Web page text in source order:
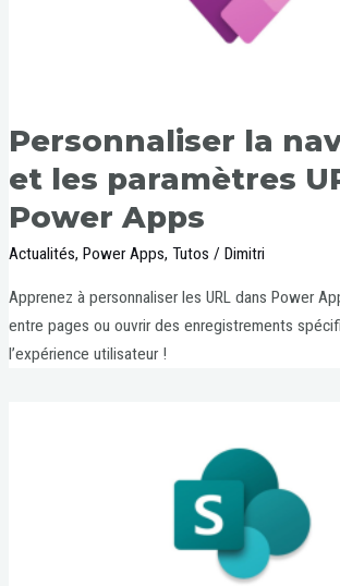
Personnaliser la
et les paramètres
Power Apps
Actualités,Power Apps,Tutos /Dimitri
Apprenez à personnaliser les URL dans Power
entre pages ou ouvrir des enregistrements
l’expérience utilisateur !